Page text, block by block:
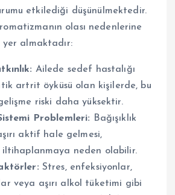
etkilediği düşünülmektedir.
olası nedenlerine
almaktadır:
Ailede sedef hastalığı
artrit öyküsü olan kişilerde, bu
riski daha yüksektir.
Sistemi Problemleri: Bağışıklık
aktif hale gelmesi,
iltihaplanmaya neden olabilir.
Stres, enfeksiyonlar,
veya aşırı alkol tüketimi gibi